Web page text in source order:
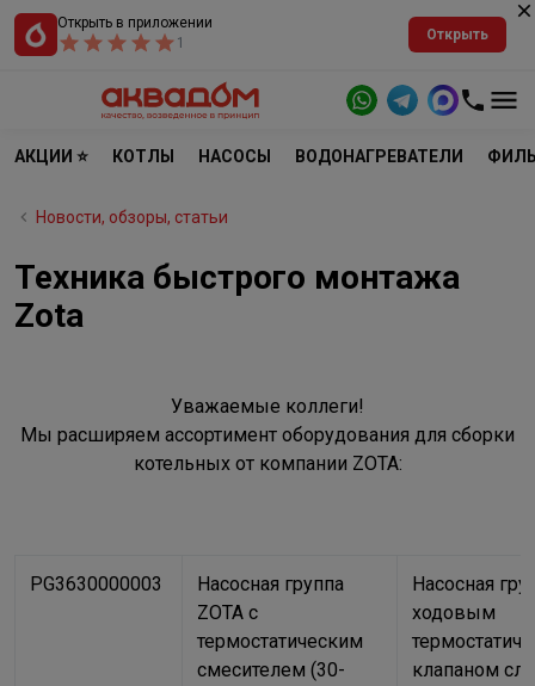
Открыть в приложении
1
Открыть
АКЦИИ ⭐ КОТЛЫ НАСОСЫ ВОДОНАГРЕВАТЕЛИ
Новости, обзоры, статьи
Техника быстрого монтажа
Zota
Уважаемые коллеги!
Мы расширяем ассортимент оборудования для сборки
котельных от компании ZOTA:
PG3630000003
Насосная группа
ZOTA с
термостатическим
смесителем (30-
Насосная
ходовым
клапаном